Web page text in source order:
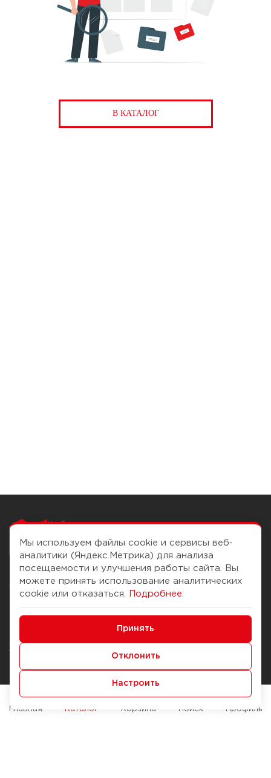
В КАТАЛОГ
Чтобы вам легко
О компании
История Компании
Журнал
Наши марки
Брендирование
Помощь
Доставка и оплата
Способы оплаты
Служба контроля качества
Мы используем файлы cookie и сервисы веб-
аналитики (Яндекс.Метрика) для анализа
посещаемости и улучшения работы сайта. Вы
можете принять использование аналитических
cookie или отказаться.
Подробнее
Принять
Отклонить
Настроить
Главная Каталог Корзина Поиск Профиль